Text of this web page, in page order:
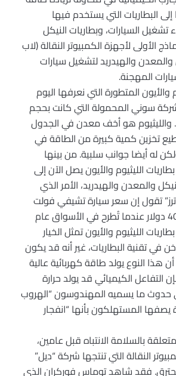
البطاريات التي يستخدم فيها
السيارات، وبطاريات النيكل
الأولى لأجهزة الكمبيوتر النقالة (لاب
والمعدن والهيدريد لتشغيل سيارات
المهجنة.
المتطورة التي نعرفها اليوم
سوني المحمولة التي كانت بحجم
طوب البناء عام 1991. والليثيوم هو أخف معدن في الجدول
تخزين كمية كبيرة من الطاقة في
له أيضا جوانب سلبية. من بينها
الليثيوم والأيون يصل الآن إلى
والمعدن والهيدريد، الأمر الذي
تقول إن سعر سيارة تشيفي فولت
قد يصل إلى نحو 40000 دولار عندما تُطرح في الأسواق عام
الليثيوم والأيون تمثل الخيار
في تقنية البطاريات، غير أنه قد يكون
النوع يولد طاقة كهربائية عالية
الكيميائي قد يولد حرارة
حدوث ما يسميه المهندوسون “الهروب
المستهلكون بأنها “انفجار
بالسلامة الانتباه قبل عامين،
النقالة التي تنتجها شركة “ديل”
فقد شاهد توماس فوركران الذي